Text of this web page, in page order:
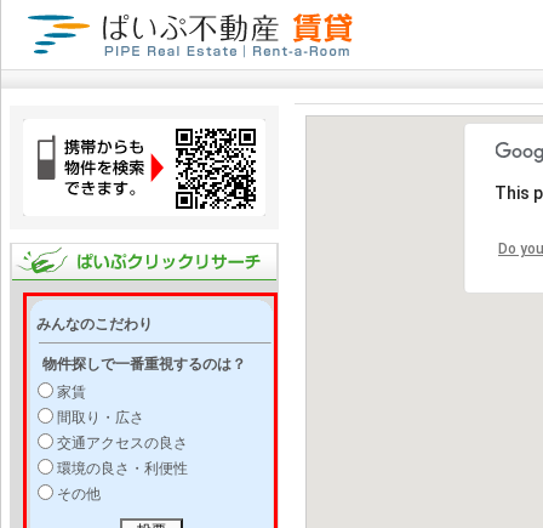
みんなのこだわり
物件探しで一番重視するのは？
家賃
間取り・広さ
交通アクセスの良さ
環境の良さ・利便性
その他
This
Do